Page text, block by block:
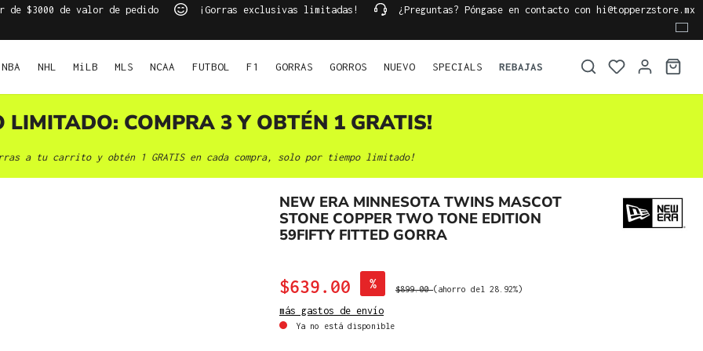
$3000 de valor de pedido ¡Gorras exclusivas limitadas! ¿Preguntas? Póngase en contacto con hi@topperzstore.mx
NBA NHL MiLB MLS NCAA FUTBOL F1 GORRAS GORROS NUEVO SPECIALS REBAJAS
LIMITADO: COMPRA 3 Y OBTÉN 1 GRATIS!
a tu carrito y obtén 1 GRATIS en cada compra, solo por tiempo limitado!
NEW ERA MINNESOTA TWINS MASCOT
STONE COPPER TWO TONE EDITION
59FIFTY FITTED GORRA
$639.00 % $899.00(ahorro del 28.92%)
más gastos de envío
Ya no está disponible